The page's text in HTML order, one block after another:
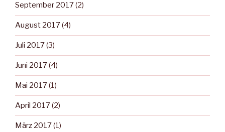
September 2017(2)
August 2017(4)
Juli 2017(3)
Juni 2017(4)
Mai 2017(1)
April 2017(2)
März 2017(1)